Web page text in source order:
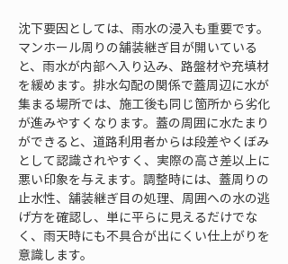
沈下要因としては、雨水の浸入も重要です。
マンホール周りの舗装継ぎ目が開いている
と、雨水が内部へ入り込み、路盤材や充填材
を緩めます。排水勾配の関係で蓋周辺に水が
集まる場所では、施工後も同じ箇所から劣化
が進みやすくなります。蓋の周囲に水たまり
ができると、道路利用者からは段差やくぼみ
として認識されやすく、実際の高さ差以上に
悪い印象を与えます。調整時には、蓋周りの
止水性、舗装継ぎ目の処理、周囲への水の逃
げ方を確認し、単に平らに見えるだけでな
く、雨天時にも不具合が出にくい仕上がりを
意識します。